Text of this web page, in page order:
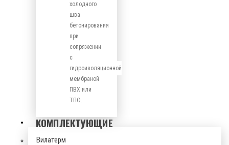
холодного
шва
бетонирования
при
сопряжении
с
гидроизоляционной
мембраной
ПВХ или
ТПО.
КОМПЛЕКТУЮЩИЕ
Вилатерм